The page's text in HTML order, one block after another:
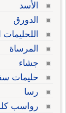
الأسد
الدورق
المرساة
جشاء
حليمات
رسا
رواسب